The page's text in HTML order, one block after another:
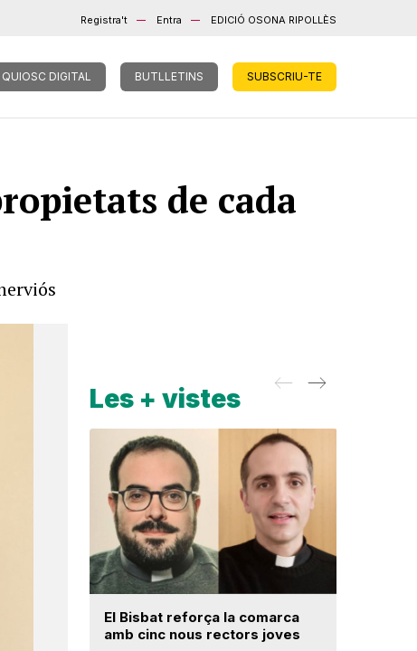
Registra't Entra EDICIÓ OSONA RIPOLLÈS
QUIOSC DIGITAL BUTLLETINS SUBSCRIU-TE
de cada
Les + vistes
El Bisbat reforça la comarca
amb cinc nous rectors joves